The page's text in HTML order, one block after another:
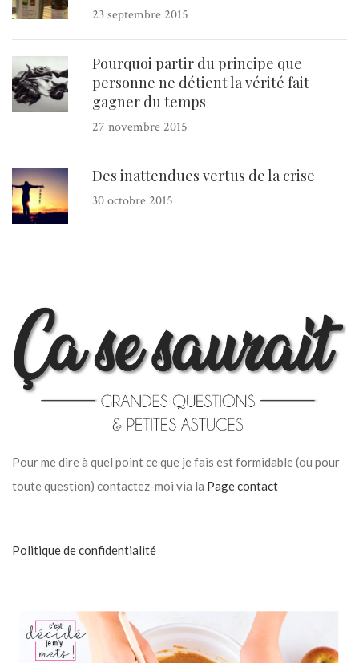
23 septembre 2015
Pourquoi partir du principe que
personne ne détient la vérité fait
gagner du temps
27 novembre 2015
Des inattendues vertus de la crise
30 octobre 2015
Pour me dire à quel point ce que je fais est formidable (ou pour
toute question) contactez-moi via la Page contact
Politique de confidentialité